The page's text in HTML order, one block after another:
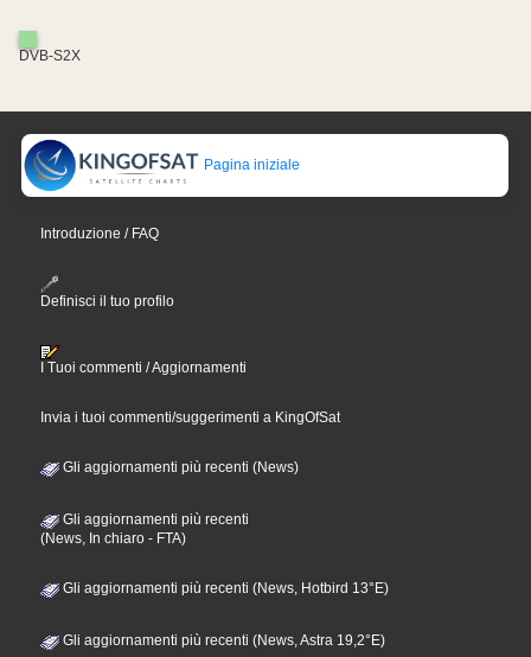
DVB-S2X
Pagina iniziale
Introduzione / FAQ
Definisci il tuo profilo
I Tuoi commenti / Aggiornamenti
Invia i tuoi commenti/suggerimenti a KingOfSat
Gli aggiornamenti più recenti (News)
Gli aggiornamenti più recenti
(News, In chiaro - FTA)
Gli aggiornamenti più recenti (News, Hotbird 13°E)
Gli aggiornamenti più recenti (News, Astra 19,2°E)